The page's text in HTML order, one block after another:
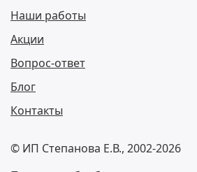
Наши работы
Акции
Вопрос-ответ
Блог
Контакты
© ИП Степанова Е.В., 2002-2026